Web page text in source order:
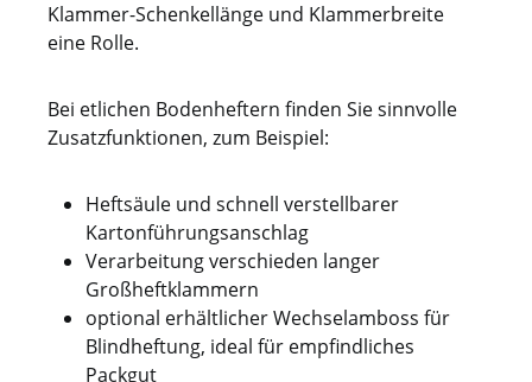
Klammer-Schenkellänge und Klammerbreite
eine Rolle.
Bei etlichen Bodenheftern finden Sie sinnvolle
Zusatzfunktionen, zum Beispiel:
Heftsäule und schnell verstellbarer
Kartonführungsanschlag
Verarbeitung verschieden langer
Großheftklammern
optional erhältlicher Wechselamboss für
Blindheftung, ideal für empfindliches
Packgut